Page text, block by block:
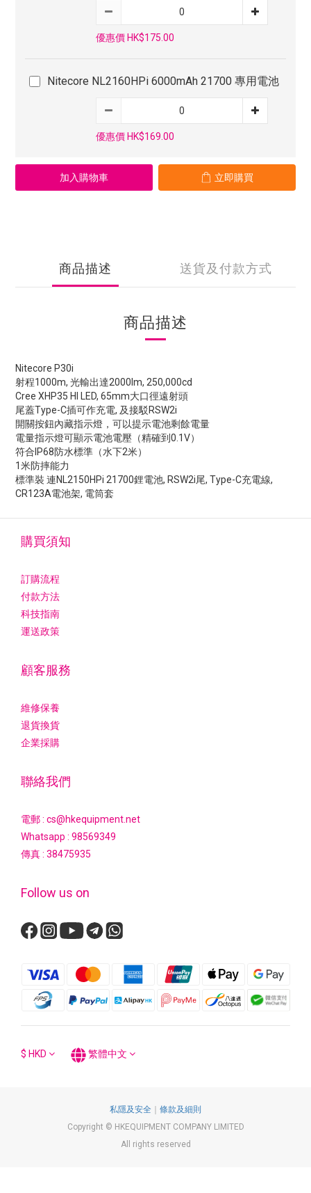
優惠價 HK$175.00
Nitecore NL2160HPi 6000mAh 21700 專用電池
優惠價 HK$169.00
加入購物車 立即購買
商品描述 送貨及付款方式
商品描述
Nitecore P30i
射程1000m, 光輸出達2000lm, 250,000cd
Cree XHP35 HI LED, 65mm大口徑遠射頭
尾蓋Type-C插可作充電, 及接駁RSW2i
開關按鈕內藏指示燈，可以提示電池剩餘電量
電量指示燈可顯示電池電壓（精確到0.1V）
符合IP68防水標準（水下2米）
1米防摔能力
標準裝 連NL2150HPi 21700鋰電池, RSW2i尾, Type-C充電線,
CR123A電池架, 電筒套
購買須知
訂購流程
付款方法
科技指南
運送政策
顧客服務
維修保養
退貨換貨
企業採購
聯絡我們
電郵 : cs@hkequipment.net
Whatsapp : 98569349
傳真 : 38475935
Follow us on
$ HKD 繁體中文
私隱及安全 ｜ 條款及細則
Copyright © HKEQUIPMENT COMPANY LIMITED
All rights reserved